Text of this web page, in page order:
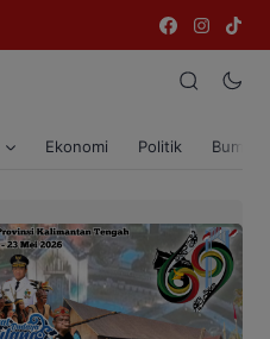
Ekonomi Politik Bumi